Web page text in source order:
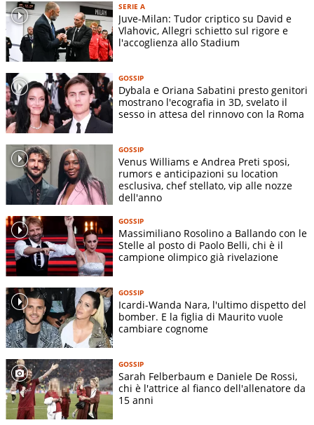
SERIE A
Juve-Milan: Tudor criptico su David e
Vlahovic, Allegri schietto sul rigore e
l'accoglienza allo Stadium
GOSSIP
Dybala e Oriana Sabatini presto genitori
mostrano l'ecografia in 3D, svelato il
sesso in attesa del rinnovo con la Roma
GOSSIP
Venus Williams e Andrea Preti sposi,
rumors e anticipazioni su location
esclusiva, chef stellato, vip alle nozze
dell'anno
GOSSIP
Massimiliano Rosolino a Ballando con le
Stelle al posto di Paolo Belli, chi è il
campione olimpico già rivelazione
GOSSIP
Icardi-Wanda Nara, l'ultimo dispetto del
bomber. E la figlia di Maurito vuole
cambiare cognome
GOSSIP
Sarah Felberbaum e Daniele De Rossi,
chi è l'attrice al fianco dell'allenatore da
15 anni